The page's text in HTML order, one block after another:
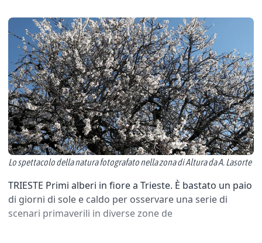
Lo spettacolo della natura fotografato nella zona di Altura da A. Lasorte
TRIESTE Primi alberi in fiore a Trieste. È bastato un paio
di giorni di sole e caldo per osservare una serie di
scenari primaverili in diverse zone de